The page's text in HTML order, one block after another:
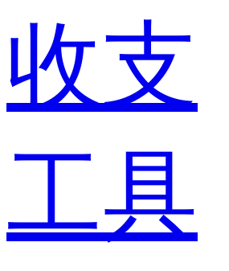
收支
工具